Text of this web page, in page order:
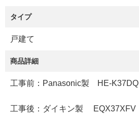
タイプ
戸建て
商品詳細
工事前：Panasonic製 HE-K37DQ
工事後：ダイキン製 EQX37XFV